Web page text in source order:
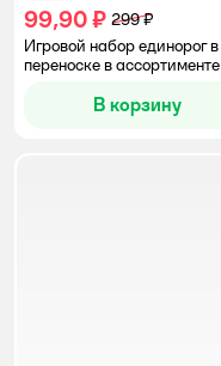
99,90 ₽ 299 ₽
Игровой набор единорог в
переноске в ассортименте
В корзину